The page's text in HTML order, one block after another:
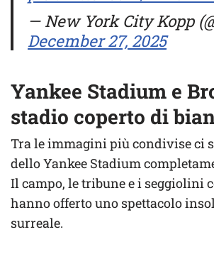
— New York City Kopp
December 27, 2025
Yankee Stadium e
stadio coperto di
Tra le immagini più condivise ci
dello Yankee Stadium
Il campo, le tribune e i seggiolini
hanno offerto uno spettacolo
surreale.